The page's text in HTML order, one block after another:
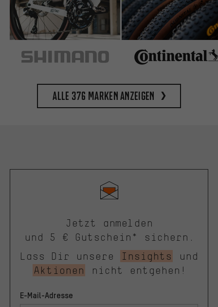
Alle 376 Marken anzeigen
Jetzt anmelden
und 5 € Gutschein* sichern.
Lass Dir unsere
Insights
und
Aktionen
nicht entgehen!
E-Mail-Adresse